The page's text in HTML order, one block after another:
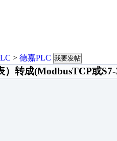
> 德嘉PLC 我要发帖
）转成(ModbusTCP或